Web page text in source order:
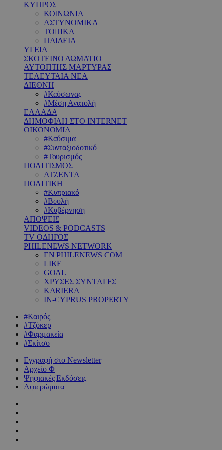
ΚΥΠΡΟΣ
ΚΟΙΝΩΝΙΑ
ΑΣΤΥΝΟΜΙΚΑ
ΤΟΠΙΚΑ
ΠΑΙΔΕΙΑ
ΥΓΕΙΑ
ΣΚΟΤΕΙΝΟ ΔΩΜΑΤΙΟ
ΑΥΤΟΠΤΗΣ ΜΑΡΤΥΡΑΣ
ΤΕΛΕΥΤΑΙΑ ΝΕΑ
ΔΙΕΘΝΗ
#Καύσωνας
#Μέση Ανατολή
ΕΛΛΑΔΑ
ΔΗΜΟΦΙΛΗ ΣΤΟ INTERNET
ΟΙΚΟΝΟΜΙΑ
#Καύσιμα
#Συνταξιοδοτικό
#Τουρισμός
ΠΟΛΙΤΙΣΜΟΣ
ΑΤΖΕΝΤΑ
ΠΟΛΙΤΙΚΗ
#Κυπριακό
#Βουλή
#Κυβέρνηση
ΑΠΟΨΕΙΣ
VIDEOS & PODCASTS
TV ΟΔΗΓΟΣ
PHILENEWS NETWORK
EN.PHILENEWS.COM
LIKE
GOAL
ΧΡΥΣΕΣ ΣΥΝΤΑΓΕΣ
KARIERA
IN-CYPRUS PROPERTY
#Καιρός
#Τζόκερ
#Φαρμακεία
#Σκίτσο
Εγγραφή στο Newsletter
Αρχείο Φ
Ψηφιακές Εκδόσεις
Αφιερώματα